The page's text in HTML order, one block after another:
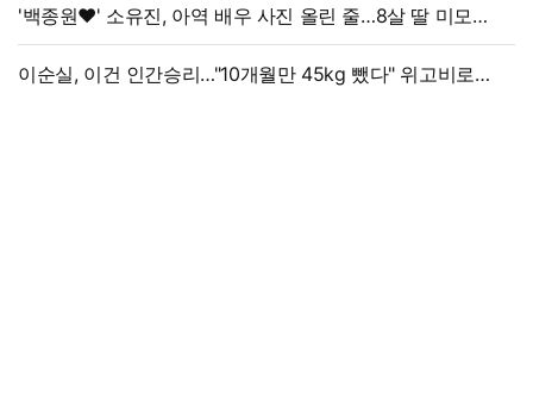
'백종원♥' 소유진, 아역 배우 사진 올린 줄…8살 딸 미모
대박, 연예인 시켜도 되겠어
이순실, 이건 인간승리…"10개월만 45kg 뺐다" 위고비로